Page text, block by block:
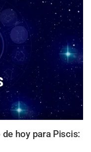
hoy para Piscis: